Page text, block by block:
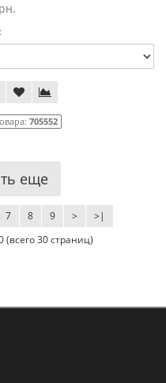
705552
еще
7 8 9 > >|
(всего 30 страниц)